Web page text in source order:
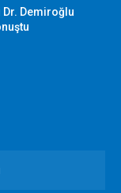
Dr. Demiroğlu